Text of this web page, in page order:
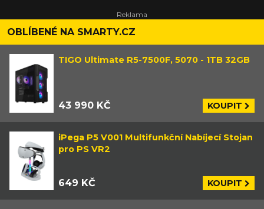
OBLÍBENÉ NA SMARTY.CZ
TIGO Ultimate R5-7500F, 5070 - 1TB 32GB
43 990 KČ KOUPIT
iPega P5 V001 Multifunkční Nabíjecí Stojan
pro PS VR2
649 KČ KOUPIT